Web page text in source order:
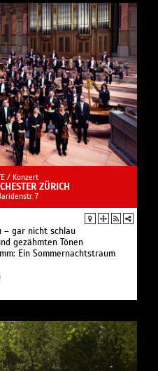
/ Konzert
ZÜRICH
7
– gar nicht schlau
gezähmten Tönen
Ein Sommernachtstraum